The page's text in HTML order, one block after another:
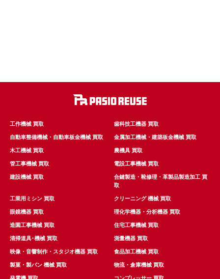
工作機械 買取 歯科技工機器 買取
自動車整備機械・自動車板金機械 買取 金属加工機械・建築板金機械 買取
木工機械 買取 農機具 買取
管工事機械 買取 電設工事機械 買取
建設機械 買取
合鍵製造・靴修理・革製品製造加工 買
取
工業用ミシン 買取 クリーニング 機械 買取
眼鏡機器 買取 理化学機器・分析機器 買取
造園工事機械 買取 住宅工事機械 買取
清掃道具･機械 買取 測量機器 買取
映像・音響制作・スタジオ機器 買取 食品加工機械 買取
製菓・製パン 機械 買取 物流・倉庫機械 買取